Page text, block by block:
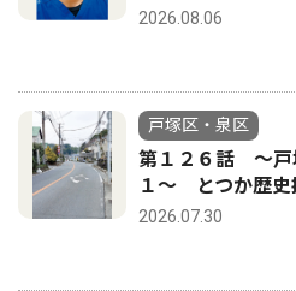
2026.08.06
戸塚区・泉区
第１２６話 〜戸
１〜 とつか歴史
2026.07.30